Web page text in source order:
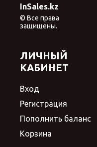
InSales.kz
© Все права
защищены.
ЛИЧНЫЙ
КАБИНЕТ
Вход
Регистрация
Пополнить баланс
Корзина